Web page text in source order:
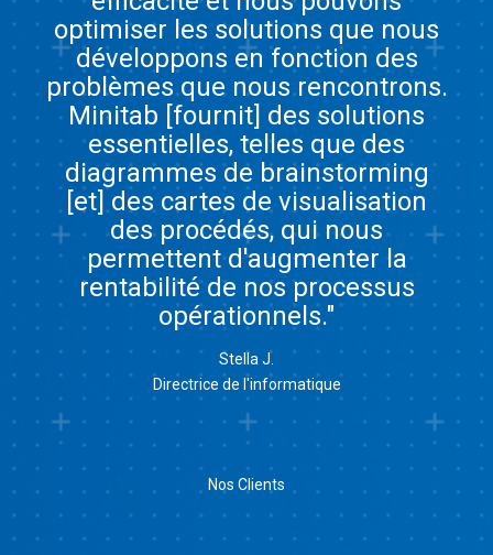
optimiser les solutions que nous
développons en fonction des
problèmes que nous rencontrons.
Minitab [fournit] des solutions
essentielles, telles que des
diagrammes de brainstorming
[et] des cartes de visualisation
des procédés, qui nous
permettent d'augmenter la
rentabilité de nos processus
opérationnels."
Stella J.
Directrice de l'informatique
Nos Clients